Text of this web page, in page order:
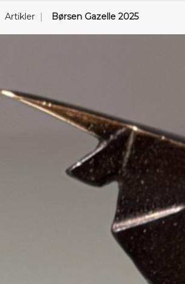
Artikler Børsen Gazelle 2025